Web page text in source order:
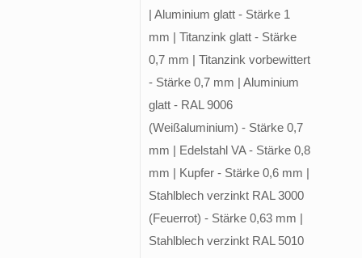
| Aluminium glatt - Stärke 1
mm | Titanzink glatt - Stärke
0,7 mm | Titanzink vorbewittert
- Stärke 0,7 mm | Aluminium
glatt - RAL 9006
(Weißaluminium) - Stärke 0,7
mm | Edelstahl VA - Stärke 0,8
mm | Kupfer - Stärke 0,6 mm |
Stahlblech verzinkt RAL 3000
(Feuerrot) - Stärke 0,63 mm |
Stahlblech verzinkt RAL 5010